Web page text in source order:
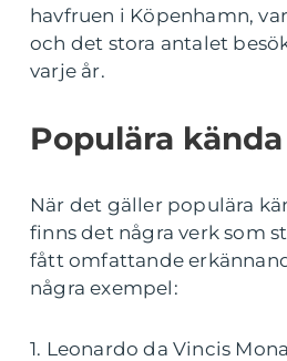
havfruen i Köpenhamn,
och det stora antalet
varje år.
Populära
När det gäller populära
finns det några verk som
fått omfattande
några exempel:
1. Leonardo da Vincis